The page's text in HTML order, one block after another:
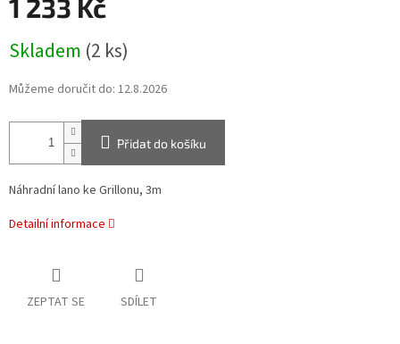
1 233 Kč
cena:
Skladem (2 ks)
Můžeme doručit do: 12.8.2026
Přidat do košíku
Náhradní lano ke Grillonu, 3m
Detailní informace
ZEPTAT SE SDÍLET